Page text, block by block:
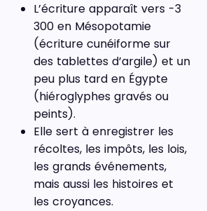
L’écriture apparaît vers -3
300 en Mésopotamie
(écriture cunéiforme sur
des tablettes d’argile) et un
peu plus tard en Égypte
(hiéroglyphes gravés ou
peints).
Elle sert à enregistrer les
récoltes, les impôts, les lois,
les grands événements,
mais aussi les histoires et
les croyances.